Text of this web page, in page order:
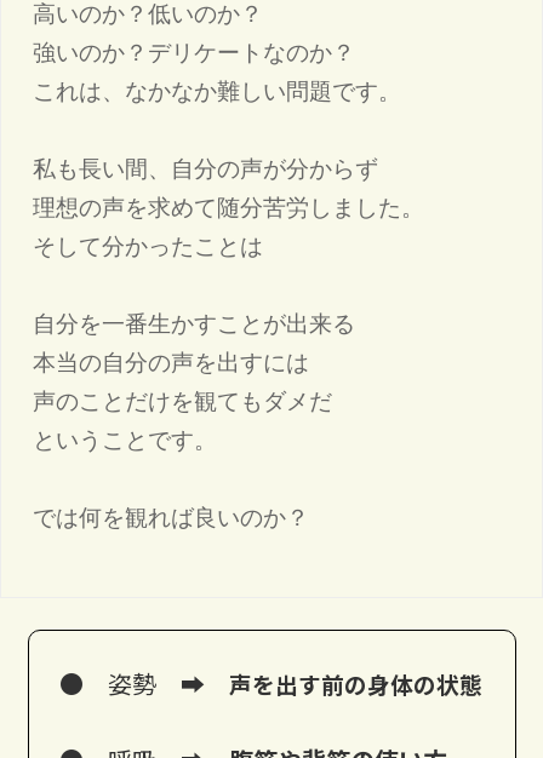
高いのか？低いのか？
強いのか？デリケートなのか？
これは、なかなか難しい問題です。
私も長い間、自分の声が分からず
理想の声を求めて随分苦労しました。
そして分かったことは
自分を一番生かすことが出来る
本当の自分の声を出すには
声のことだけを観てもダメだ
ということです。
● 姿勢 ➡ 声を出す前の身体の状態